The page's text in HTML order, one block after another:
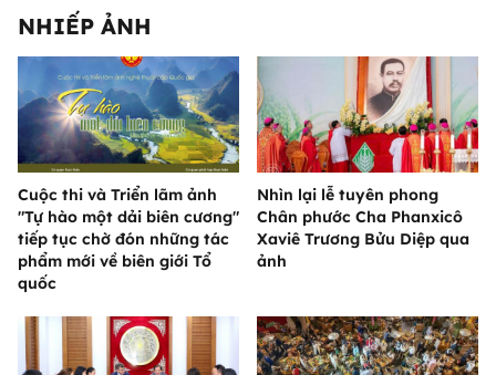
NHIẾP ẢNH
Cuộc thi và Triển lãm ảnh
"Tự hào một dải biên cương"
tiếp tục chờ đón những tác
phẩm mới về biên giới Tổ
quốc
Nhìn lại lễ tuyên phong
Chân phước Cha Phanxicô
Xaviê Trương Bửu Diệp qua
ảnh